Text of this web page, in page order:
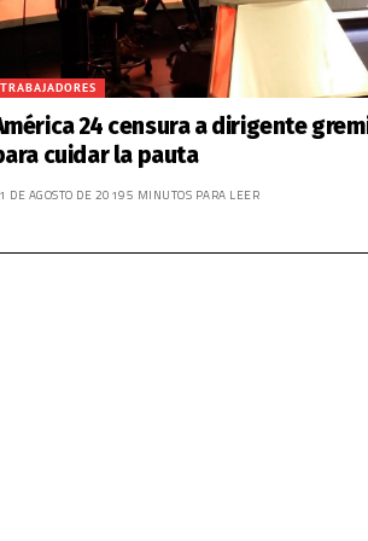
TRABAJADORES
24 censura a dirigente
cuidar la pauta
DE AGOSTO DE 20195 MINUTOS PARA LEER